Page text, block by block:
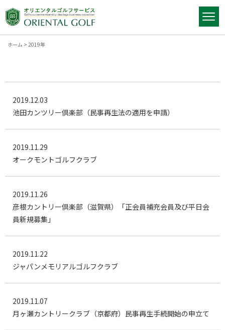
ホーム > 2019年
2019.12.03
池田カンツリー倶楽部（民事再生法の適用を申請）
2019.11.29
オークモントゴルフクラブ
2019.11.26
彦根カントリー倶楽部（滋賀県）「正会員補充会員及び平日会
員新規募集」
2019.11.22
ジャパンメモリアルゴルフクラブ
2019.11.07
月ヶ瀬カントリークラブ（京都府）民事再生手続開始の申立て